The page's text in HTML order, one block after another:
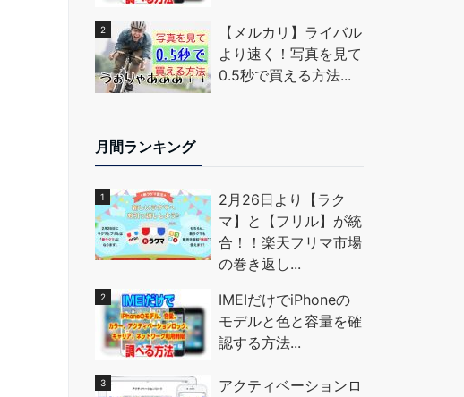
【メルカリ】ライバル
より速く！写真を見て
0.5秒で買える方法...
月間ランキング
2月26日より【ラク
マ】と【フリル】が統
合！！楽天フリマ市場
の巻き返し...
IMEIだけでiPhoneの
モデルと色と容量を確
認する方法...
アクティベーションロ